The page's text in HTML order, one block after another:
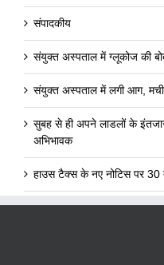
संपादकीय
संयुक्त अस्पताल में ग्लूकोज की
संयुक्त अस्पताल में लगी आग,
सुबह से ही अपने लाडलों के
अभिभावक
हाउस टैक्स के नए नोटिस पर 30